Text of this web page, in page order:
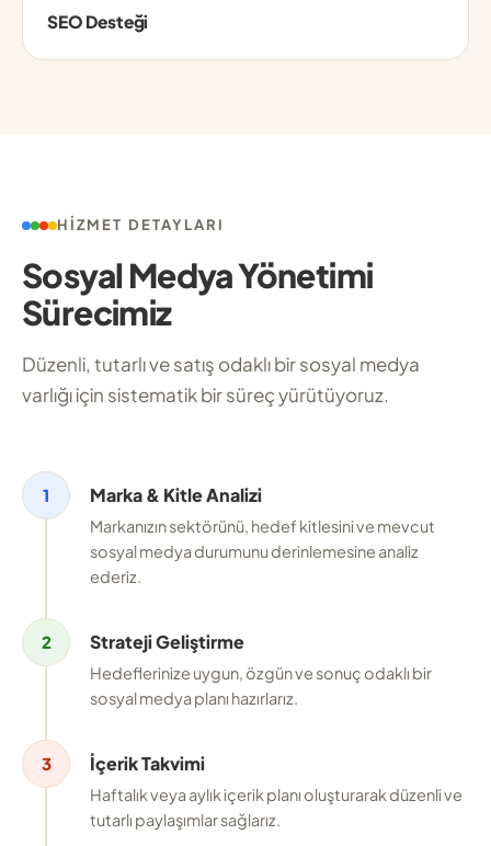
SEO Desteği
HIZMET DETAYLARI
Sosyal Medya Yönetimi
Sürecimiz
Düzenli, tutarlı ve satış odaklı bir sosyal medya
varlığı için sistematik bir süreç yürütüyoruz.
1 Marka & Kitle Analizi
Markanızın sektörünü, hedef kitlesini ve mevcut
sosyal medya durumunu derinlemesine analiz
ederiz.
2 Strateji Geliştirme
Hedeflerinize uygun, özgün ve sonuç odaklı bir
sosyal medya planı hazırlarız.
3 İçerik Takvimi
Haftalık veya aylık içerik planı oluşturarak düzenli ve
tutarlı paylaşımlar sağlarız.